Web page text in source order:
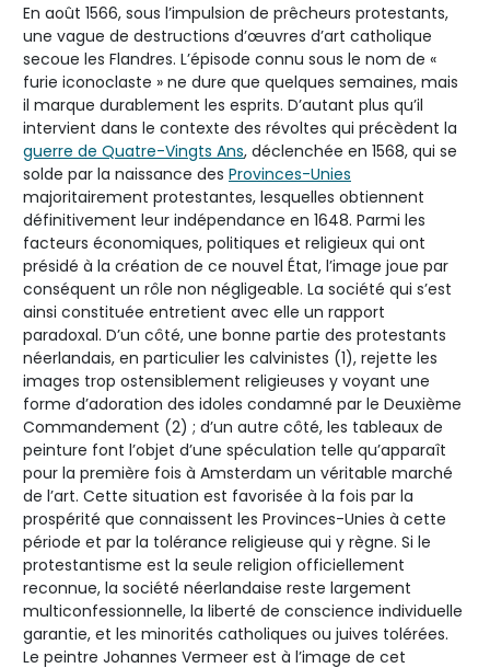
En août 1566, sous l’impulsion de prêcheurs protestants,
une vague de destructions d’œuvres d’art catholique
secoue les Flandres. L’épisode connu sous le nom de «
furie iconoclaste » ne dure que quelques semaines, mais
il marque durablement les esprits. D’autant plus qu’il
intervient dans le contexte des révoltes qui précèdent la
guerre de Quatre-Vingts Ans, déclenchée en 1568, qui se
solde par la naissance des Provinces-Unies
majoritairement protestantes, lesquelles obtiennent
définitivement leur indépendance en 1648. Parmi les
facteurs économiques, politiques et religieux qui ont
présidé à la création de ce nouvel État, l’image joue par
conséquent un rôle non négligeable. La société qui s’est
ainsi constituée entretient avec elle un rapport
paradoxal. D’un côté, une bonne partie des protestants
néerlandais, en particulier les calvinistes (1), rejette les
images trop ostensiblement religieuses y voyant une
forme d’adoration des idoles condamné par le Deuxième
Commandement (2) ; d’un autre côté, les tableaux de
peinture font l’objet d’une spéculation telle qu’apparaît
pour la première fois à Amsterdam un véritable marché
de l’art. Cette situation est favorisée à la fois par la
prospérité que connaissent les Provinces-Unies à cette
période et par la tolérance religieuse qui y règne. Si le
protestantisme est la seule religion officiellement
reconnue, la société néerlandaise reste largement
multiconfessionnelle, la liberté de conscience individuelle
garantie, et les minorités catholiques ou juives tolérées.
Le peintre Johannes Vermeer est à l’image de cet